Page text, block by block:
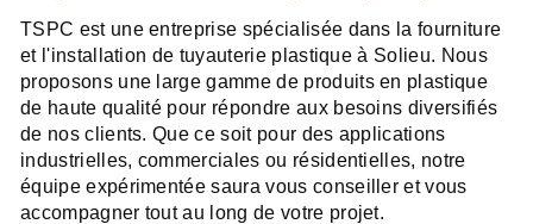
TSPC est une entreprise spécialisée dans la fourniture
et l'installation de tuyauterie plastique à Solieu. Nous
proposons une large gamme de produits en plastique
de haute qualité pour répondre aux besoins diversifiés
de nos clients. Que ce soit pour des applications
industrielles, commerciales ou résidentielles, notre
équipe expérimentée saura vous conseiller et vous
accompagner tout au long de votre projet.